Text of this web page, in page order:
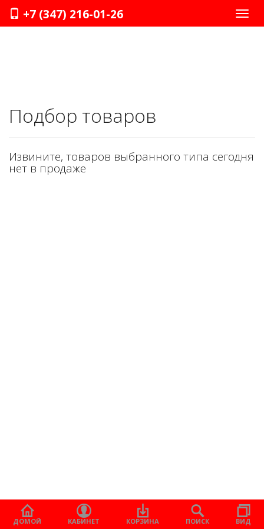
+7 (347) 216-01-26
Подбор товаров
Извините, товаров выбранного типа сегодня
нет в продаже
ДОМОЙ КАБИНЕТ КОРЗИНА ПОИСК ВИД